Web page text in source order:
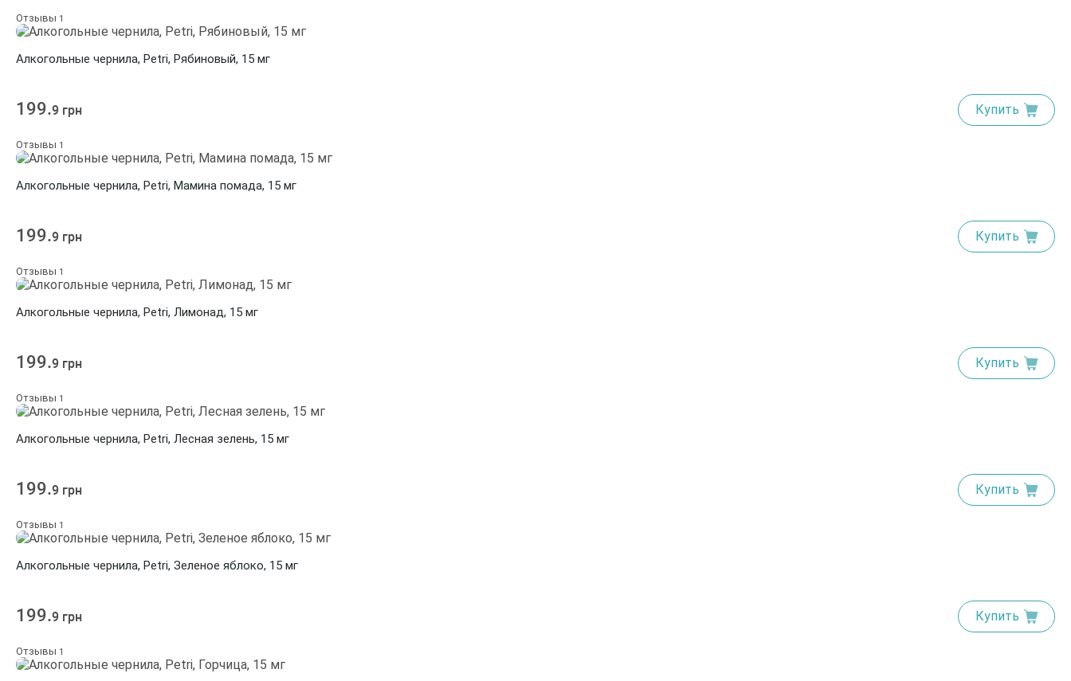
Отзывы 1
Алкогольные чернила, Petri, Рябиновый, 15 мг
199.9 грн Купить
Отзывы 1
Алкогольные чернила, Petri, Мамина помада, 15 мг
199.9 грн Купить
Отзывы 1
Алкогольные чернила, Petri, Лимонад, 15 мг
199.9 грн Купить
Отзывы 1
Алкогольные чернила, Petri, Лесная зелень, 15 мг
199.9 грн Купить
Отзывы 1
Алкогольные чернила, Petri, Зеленое яблоко, 15 мг
199.9 грн Купить
Отзывы 1